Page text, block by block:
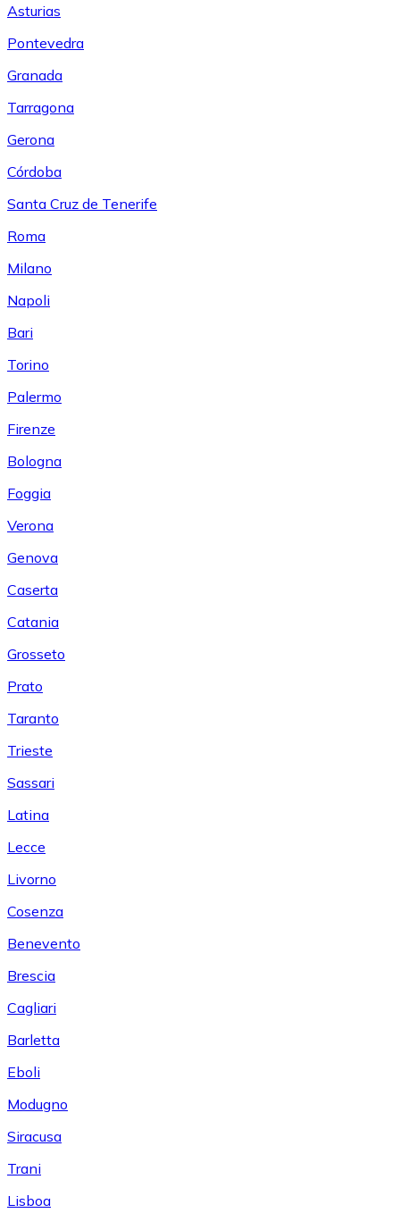
Asturias
Pontevedra
Granada
Tarragona
Gerona
Córdoba
Santa Cruz de Tenerife
Roma
Milano
Napoli
Bari
Torino
Palermo
Firenze
Bologna
Foggia
Verona
Genova
Caserta
Catania
Grosseto
Prato
Taranto
Trieste
Sassari
Latina
Lecce
Livorno
Cosenza
Benevento
Brescia
Cagliari
Barletta
Eboli
Modugno
Siracusa
Trani
Lisboa